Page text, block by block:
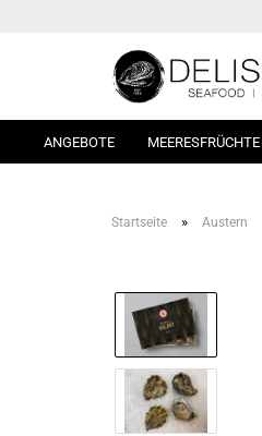
ANGEBOTE MEERESFRÜCHTE
Startseite » Austern